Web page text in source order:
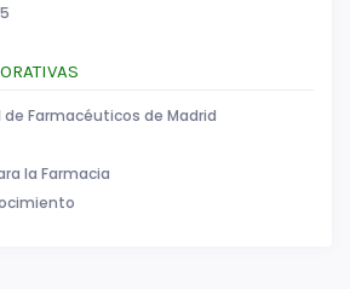
Farmacéuticos de Madrid
la Farmacia